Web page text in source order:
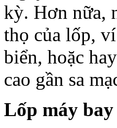
kỳ. Hơn nữa,
thọ của lốp,
biển, hoặc
cao gần sa
Lốp máy